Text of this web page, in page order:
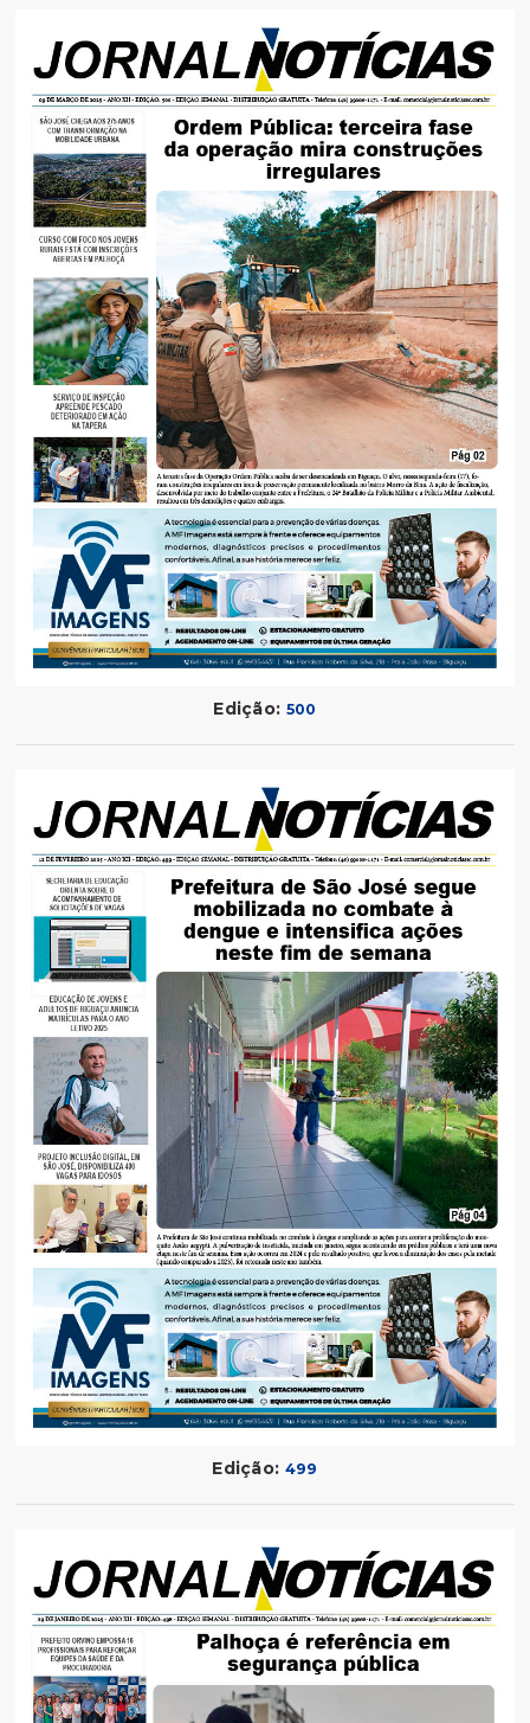
Edição: 500
Edição: 499